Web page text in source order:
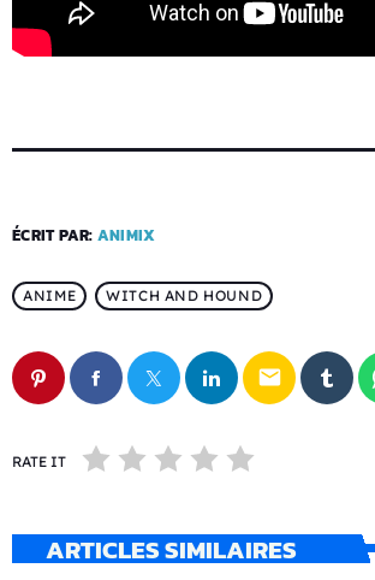
ÉCRIT PAR: ANIMIX
ANIME WITCH AND HOUND
email
RATE IT
ARTICLES SIMILAIRES